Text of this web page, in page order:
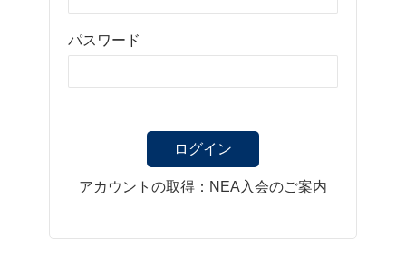
パスワード
アカウントの取得：NEA入会のご案内